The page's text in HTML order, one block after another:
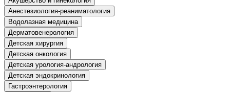
Техносферная безопасность и ОТ
Техносферная безопасность и
природообустройство
Экологическая безопасность в
промышленности
Анестезиология-реаниматология
Водолазная медицина
Дерматовенерология
Детская хирургия
Детская онкология
Детская урология-андрология
Детская эндокринология
Гастроэнтерология